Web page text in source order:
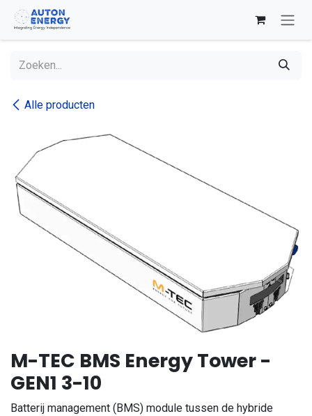
Overslaan naar inhoud
Alle producten
M-TEC BMS Energy Tower -
GEN1 3-10
Batterij management (BMS) module tussen de hybride